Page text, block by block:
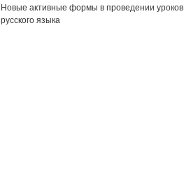
Новые активные формы в проведении уроков
русского языка